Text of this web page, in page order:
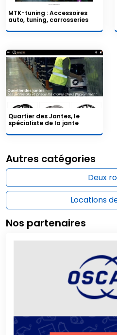
MTK-tuning : Accessoires
auto, tuning, carrosseries
Quartier des Jantes, le
spécialiste de la jante
Autres catégories
Deux
Locations
Nos partenaires